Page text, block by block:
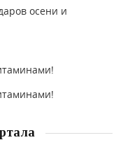
осени и